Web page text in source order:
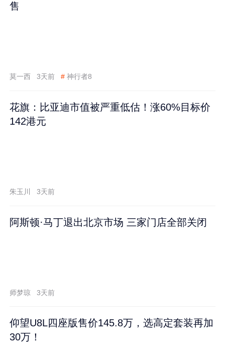
售
莫一西 3天前 # 神行者8
花旗：比亚迪市值被严重低估！涨60%目标价
142港元
朱玉川 3天前
阿斯顿·马丁退出北京市场 三家门店全部关闭
师梦琼 3天前
仰望U8L四座版售价145.8万，选高定套装再加
30万！